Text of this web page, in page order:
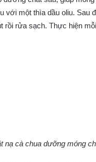
một thìa dầu oliu. Sau
rồi rửa sạch. Thực hiện
nạ cà chua dưỡng móng